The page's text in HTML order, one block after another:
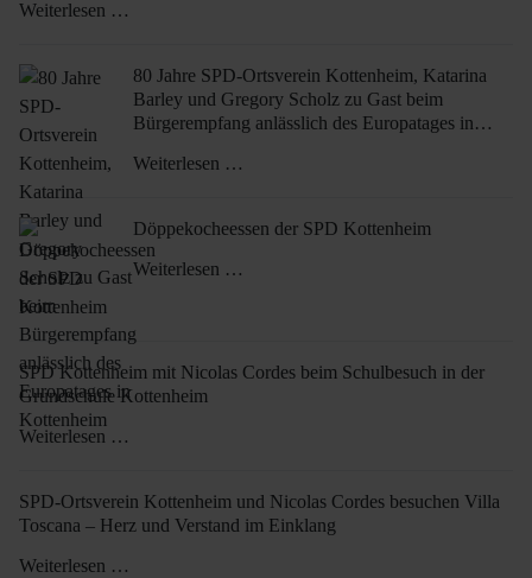
Weiterlesen …
80 Jahre SPD-Ortsverein Kottenheim, Katarina
Barley und Gregory Scholz zu Gast beim
Bürgerempfang anlässlich des Europatages in
Weiterlesen …
Döppekocheessen der SPD Kottenheim
Weiterlesen …
SPD Kottenheim mit Nicolas Cordes beim Schulbesuch in der
Grundschule Kottenheim
Weiterlesen …
SPD-Ortsverein Kottenheim und Nicolas Cordes besuchen Villa
Toscana – Herz und Verstand im Einklang
Weiterlesen …